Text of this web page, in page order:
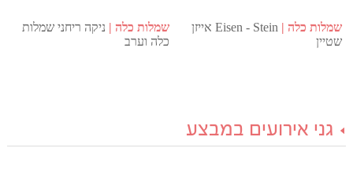
שמלות כלה
Eisen - Stein אייזן
שטיין
שמלות כלה
ניקה ריחני שמלות
כלה וערב
גני אירועים במבצע